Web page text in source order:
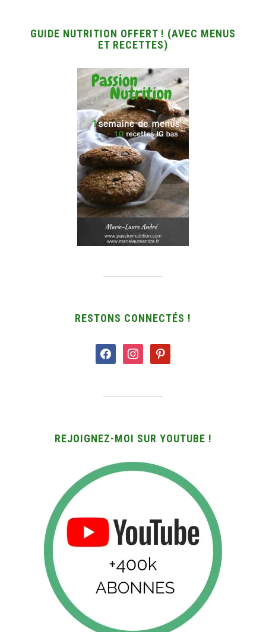
GUIDE NUTRITION OFFERT ! (AVEC MENUS
ET RECETTES)
RESTONS CONNECTÉS !
facebookinstagrampinterest
REJOIGNEZ-MOI SUR YOUTUBE !